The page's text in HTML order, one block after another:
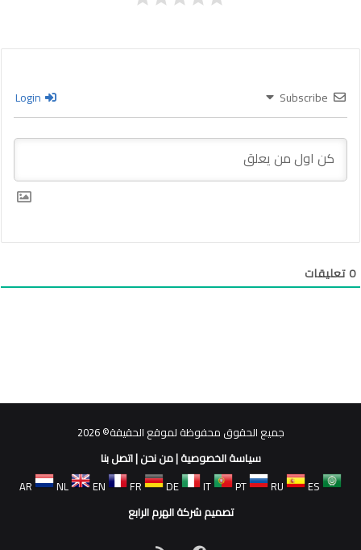
Subscribe
0تعليقات
جميع الحقوق محفوظة لموقع الحقيقة© 2026
سياسة الخصوصية|من نحن|اتصل بنا
AR
NL EN FR DE IT PT RU
ES
تصميم شركة الهرم الرابع